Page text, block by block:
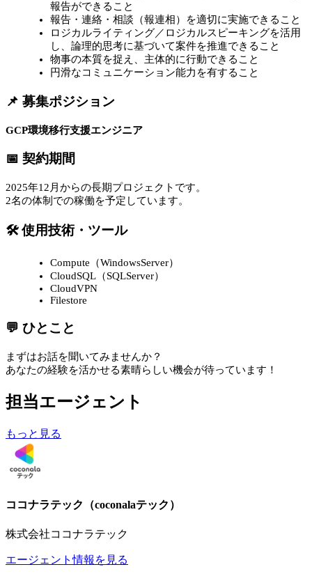
報告ができること
報告・連絡・相談（報連相）を適切に実施できること
ロジカルライティング／ロジカルスピーキングを活用
し、論理的思考に基づいて案件を推進できること
物事の本質を捉え、主体的に行動できること
円滑なコミュニケーション能力を有すること
📌 募集ポジション
GCP環境移行支援エンジニア
📅 契約期間
2025年12月からの長期プロジェクトです。
2名の体制での稼働を予定しています。
🛠 使用技術・ツール
Compute（WindowsServer）
CloudSQL（SQLServer）
CloudVPN
Filestore
💬 ひとこと
まずはお話を聞いてみませんか？
あなたの経験を活かせる素晴らしい機会が待っています！
担当エージェント
もっと見る
ココナラテック（coconalaテック）
株式会社ココナラテック
エージェント情報を見る